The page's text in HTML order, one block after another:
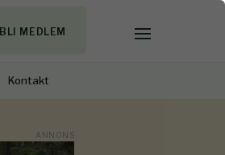
BLI MEDLEM
Kontakt